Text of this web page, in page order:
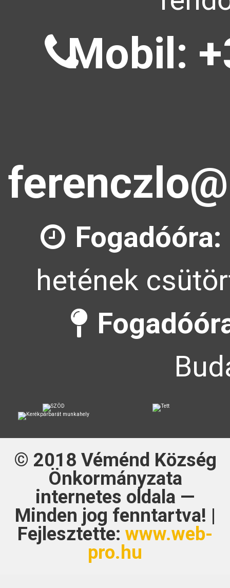
Mobil:
Fogadóóra:
hetének
© 2018 Véménd Község
Önkormányzata
internetes oldala —
Minden jog fenntartva! |
Fejlesztette: www.web-
pro.hu